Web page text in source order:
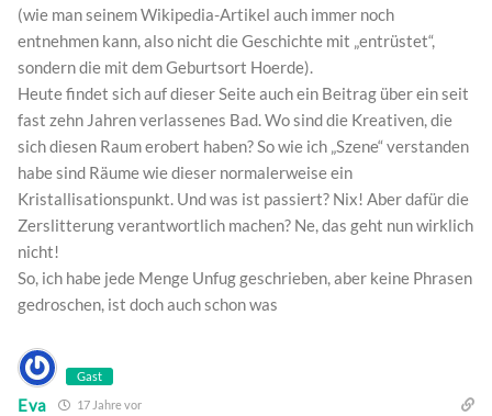
(wie man seinem Wikipedia-Artikel auch immer noch
entnehmen kann, also nicht die Geschichte mit „entrüstet“,
sondern die mit dem Geburtsort Hoerde).
Heute findet sich auf dieser Seite auch ein Beitrag über ein seit
fast zehn Jahren verlassenes Bad. Wo sind die Kreativen, die
sich diesen Raum erobert haben? So wie ich „Szene“ verstanden
habe sind Räume wie dieser normalerweise ein
Kristallisationspunkt. Und was ist passiert? Nix! Aber dafür die
Zerslitterung verantwortlich machen? Ne, das geht nun wirklich
nicht!
So, ich habe jede Menge Unfug geschrieben, aber keine Phrasen
gedroschen, ist doch auch schon was
Gast
Eva 17 Jahre vor